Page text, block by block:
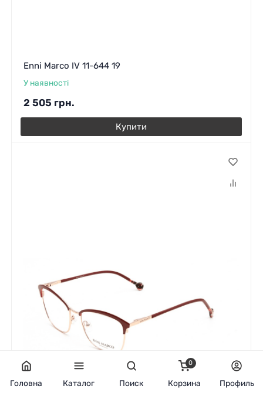
Enni Marco IV 11-644 19
У наявності
2 505 грн.
Купити
Головна Каталог Поиск
0
Корзина Профиль